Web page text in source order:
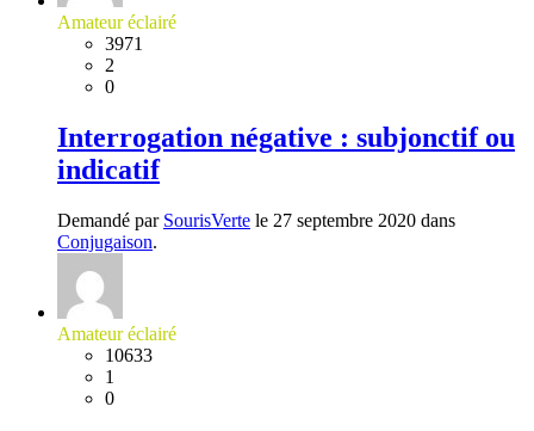
Amateur éclairé
3971
2
0
Interrogation négative : subjonctif ou
indicatif
Demandé par SourisVerte le 27 septembre 2020 dans
Conjugaison.
Amateur éclairé
10633
1
0